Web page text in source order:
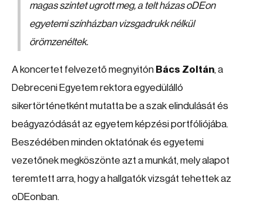
magas szintet ugrott meg, a telt házas oDEon
egyetemi színházban vizsgadrukk nélkül
örömzenéltek.
A koncertet felvezető megnyitón Bács Zoltán, a
Debreceni Egyetem rektora egyedülálló
sikertörténetként mutatta be a szak elindulását és
beágyazódását az egyetem képzési portfóliójába.
Beszédében minden oktatónak és egyetemi
vezetőnek megköszönte azt a munkát, mely alapot
teremtett arra, hogy a hallgatók vizsgát tehettek az
oDEonban.